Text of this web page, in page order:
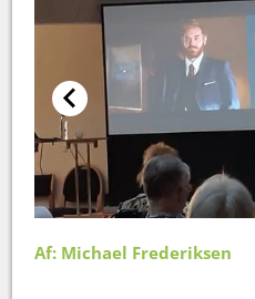
Af: Michael Frederiksen